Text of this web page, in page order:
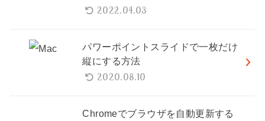
2022.04.03
パワーポイントスライドで一枚だけ
縦にする方法
2020.08.10
Chromeでブラウザを自動更新する